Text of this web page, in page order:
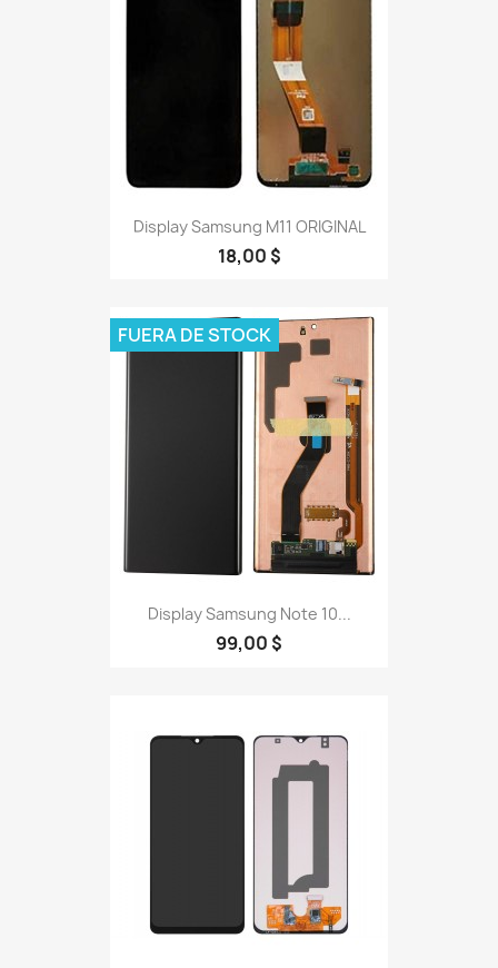
Display Samsung M11 ORIGINAL
18,00 $
Display Samsung Note 10...
99,00 $
FUERA DE STOCK